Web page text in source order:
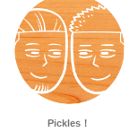
Pickles！